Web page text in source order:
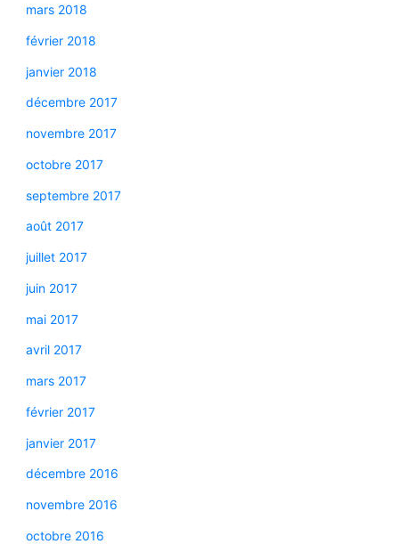
mars 2018
février 2018
janvier 2018
décembre 2017
novembre 2017
octobre 2017
septembre 2017
août 2017
juillet 2017
juin 2017
mai 2017
avril 2017
mars 2017
février 2017
janvier 2017
décembre 2016
novembre 2016
octobre 2016